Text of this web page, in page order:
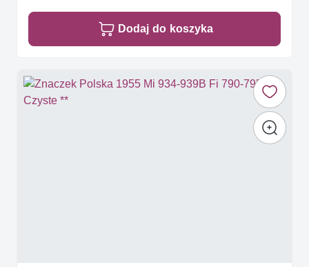
Dodaj do koszyka